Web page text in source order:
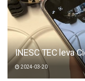
INESC TEC leva
2024-03-20